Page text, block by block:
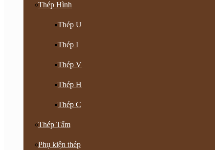
Thép Hình
Thép U
Thép I
Thép V
Thép H
Thép C
Thép Tấm
Phụ kiện thép